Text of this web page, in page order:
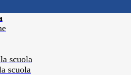
scuola
scuola